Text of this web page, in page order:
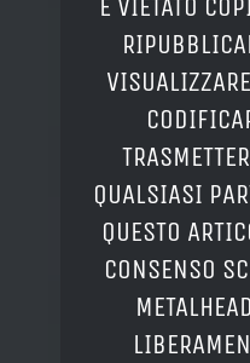
È VIETATO
QUALSIASI
QUESTO
CONSENSO